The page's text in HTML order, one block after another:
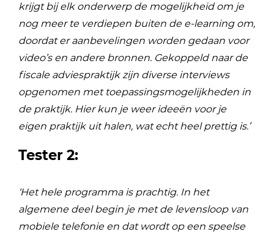
krijgt bij elk onderwerp de mogelijkheid om je
nog meer te verdiepen buiten de e-learning om,
doordat er aanbevelingen worden gedaan voor
video’s en andere bronnen. Gekoppeld naar de
fiscale adviespraktijk zijn diverse interviews
opgenomen met toepassingsmogelijkheden in
de praktijk. Hier kun je weer ideeën voor je
eigen praktijk uit halen, wat echt heel prettig is.’
Tester 2:
‘Het hele programma is prachtig. In het
algemene deel begin je met de levensloop van
mobiele telefonie en dat wordt op een speelse